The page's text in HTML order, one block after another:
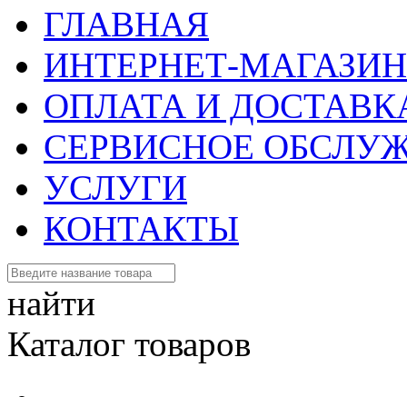
ГЛАВНАЯ
ИНТЕРНЕТ-МАГАЗИН
ОПЛАТА И
СЕРВИСНОЕ
УСЛУГИ
КОНТАКТЫ
найти
Каталог товаров